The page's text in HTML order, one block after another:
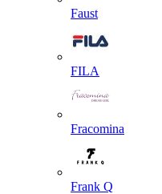
Faust
FILA
Fracomina
Frank Q